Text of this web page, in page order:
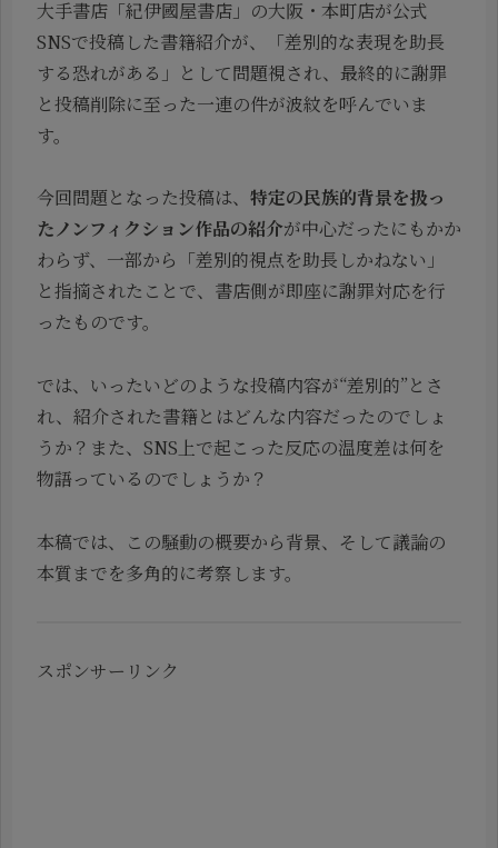
大手書店「紀伊國屋書店」の大阪・本町店が公式
SNSで投稿した書籍紹介が、「差別的な表現を助長
する恐れがある」として問題視され、最終的に謝罪
と投稿削除に至った一連の件が波紋を呼んでいま
す。
今回問題となった投稿は、 特定の民族的背景を扱っ
たノンフィクション作品の紹介が中心だったにもかか
わらず、一部から「差別的視点を助長しかねない」
と指摘されたことで、書店側が即座に謝罪対応を行
ったものです。
では、いったいどのような投稿内容が“差別的”とさ
れ、紹介された書籍とはどんな内容だったのでしょ
うか？また、SNS上で起こった反応の温度差は何を
物語っているのでしょうか？
本稿では、この騒動の概要から背景、そして議論の
本質までを多角的に考察します。
スポンサーリンク